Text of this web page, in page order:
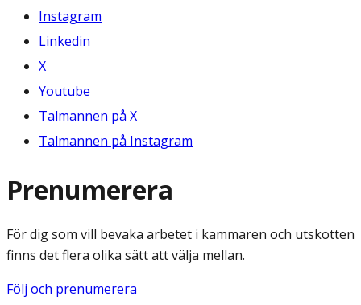
Instagram
Linkedin
X
Youtube
Talmannen på X
Talmannen på Instagram
Prenumerera
För dig som vill bevaka arbetet i kammaren och utskotten
finns det flera olika sätt att välja mellan.
Följ och prenumerera